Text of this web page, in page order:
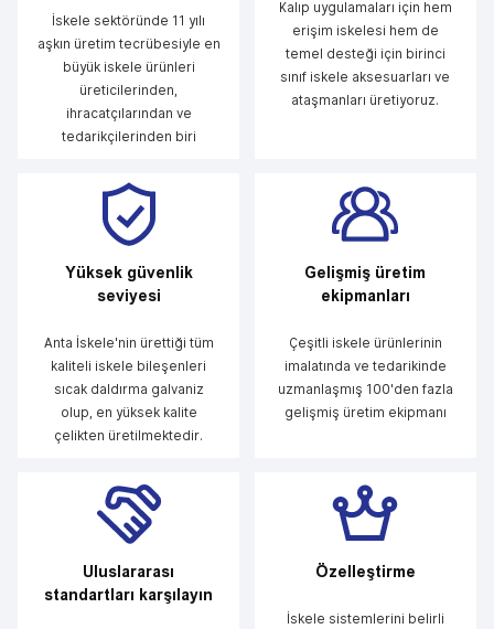
İskele sektöründe 11 yılı
aşkın üretim tecrübesiyle en
büyük iskele ürünleri
üreticilerinden,
ihracatçılarından ve
tedarikçilerinden biri
Kalıp uygulamaları için hem
erişim iskelesi hem de
temel desteği için birinci
sınıf iskele aksesuarları ve
ataşmanları üretiyoruz.
Yüksek güvenlik
seviyesi
Anta İskele'nin ürettiği tüm
kaliteli iskele bileşenleri
sıcak daldırma galvaniz
olup, en yüksek kalite
çelikten üretilmektedir.
Gelişmiş üretim
ekipmanları
Çeşitli iskele ürünlerinin
imalatında ve tedarikinde
uzmanlaşmış 100'den fazla
gelişmiş üretim ekipmanı
Uluslararası
standartları karşılayın
Özelleştirme
İskele sistemlerini belirli